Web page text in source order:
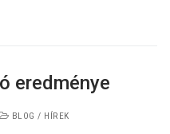
eredménye
BLOG / HÍREK